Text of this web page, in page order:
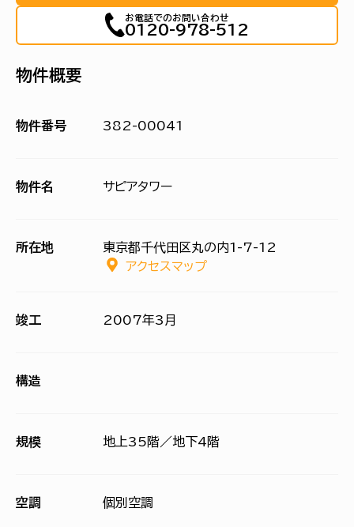
お電話でのお問い合わせ
0120-978-512
物件概要
物件番号 382-00041
物件名 サピアタワー
所在地
東京都千代田区丸の内1-7-12
アクセスマップ
竣工 2007年3月
構造
規模 地上35階／地下4階
空調 個別空調